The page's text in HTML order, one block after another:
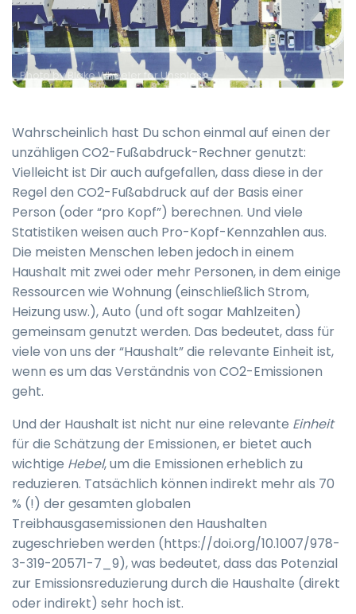
Photo byBlake Wheeler for Unsplash
Wahrscheinlich hast Du schon einmal auf einen der
unzähligen CO2-Fußabdruck-Rechner genutzt:
Vielleicht ist Dir auch aufgefallen, dass diese in der
Regel den CO2-Fußabdruck auf der Basis einer
Person (oder “pro Kopf”) berechnen. Und viele
Statistiken weisen auch Pro-Kopf-Kennzahlen aus.
Die meisten Menschen leben jedoch in einem
Haushalt mit zwei oder mehr Personen, in dem einige
Ressourcen wie Wohnung (einschließlich Strom,
Heizung usw.), Auto (und oft sogar Mahlzeiten)
gemeinsam genutzt werden. Das bedeutet, dass für
viele von uns der “Haushalt” die relevante Einheit ist,
wenn es um das Verständnis von CO2-Emissionen
geht.
Und der Haushalt ist nicht nur eine relevante Einheit
für die Schätzung der Emissionen, er bietet auch
wichtige Hebel, um die Emissionen erheblich zu
reduzieren. Tatsächlich können indirekt mehr als 70
% (!) der gesamten globalen
Treibhausgasemissionen den Haushalten
zugeschrieben werden (https://doi.org/10.1007/978-
3-319-20571-7_9), was bedeutet, dass das Potenzial
zur Emissionsreduzierung durch die Haushalte (direkt
oder indirekt) sehr hoch ist.